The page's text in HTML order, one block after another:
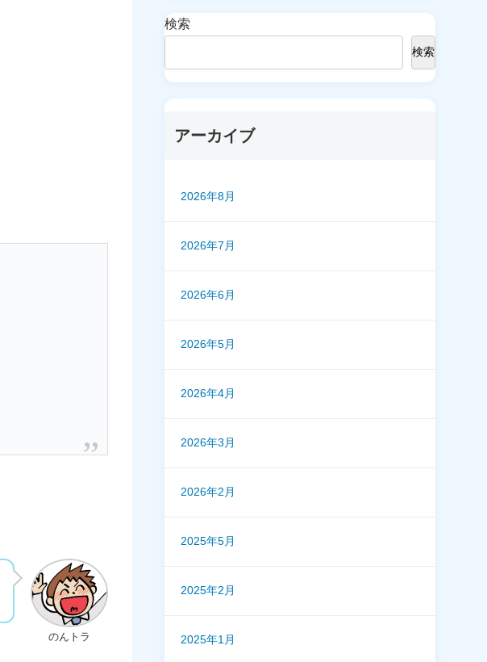
のんトラ
検索
検索
アーカイブ
2026年8月
2026年7月
2026年6月
2026年5月
2026年4月
2026年3月
2026年2月
2025年5月
2025年2月
2025年1月